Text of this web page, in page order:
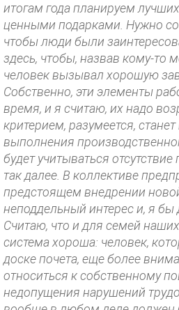
итогам года планируем
ценными подарками. Нужно
чтобы люди были
здесь, чтобы, назвав кому-то
человек вызывал хорошую
Собственно, эти элементы
время, и я считаю, их надо
критерием, разумеется, станет
выполнения
будет учитываться
так далее. В коллективе
предстоящем внедрении
неподдельный интерес и, я бы
Считаю, что и для семей
система хороша: человек,
доске почета, еще более
относиться к собственному
недопущения нарушений